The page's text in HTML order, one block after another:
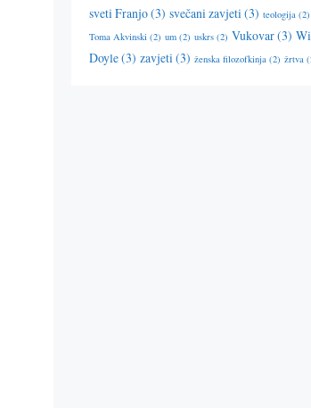
sveti Franjo(3) svečani zavjeti(3) teologija (2)
Toma Akvinski (2) um (2) uskrs (2) Vukovar(3)
Doyle(3) zavjeti(3) ženska filozofkinja (2) žrtva